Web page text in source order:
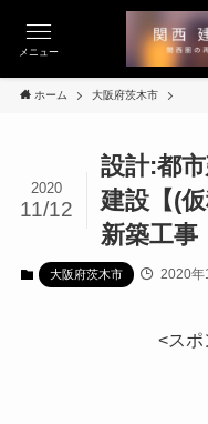
メニュー
ホーム 大阪府茨木市
設計:都
建設【(
新築工事
2020
11/12
大阪府茨木市 2020年
<スポ